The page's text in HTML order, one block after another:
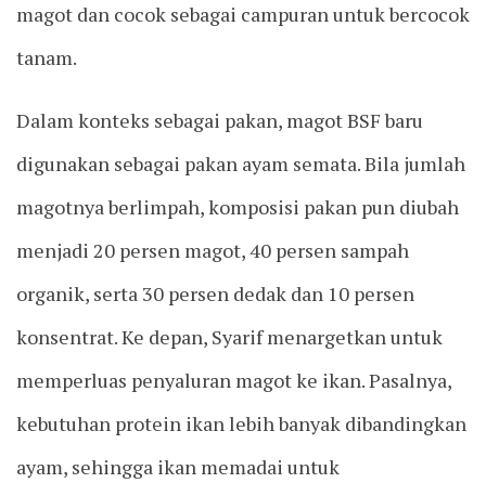
magot dan cocok sebagai campuran untuk bercocok
tanam.
Dalam konteks sebagai pakan, magot BSF baru
digunakan sebagai pakan ayam semata. Bila jumlah
magotnya berlimpah, komposisi pakan pun diubah
menjadi 20 persen magot, 40 persen sampah
organik, serta 30 persen dedak dan 10 persen
konsentrat. Ke depan, Syarif menargetkan untuk
memperluas penyaluran magot ke ikan. Pasalnya,
kebutuhan protein ikan lebih banyak dibandingkan
ayam, sehingga ikan memadai untuk